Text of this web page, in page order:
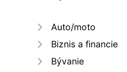
Auto/moto
Biznis a financie
Bývanie